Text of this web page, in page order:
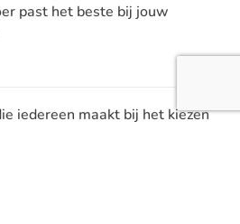
past het beste bij jouw
iedereen maakt bij het kiezen